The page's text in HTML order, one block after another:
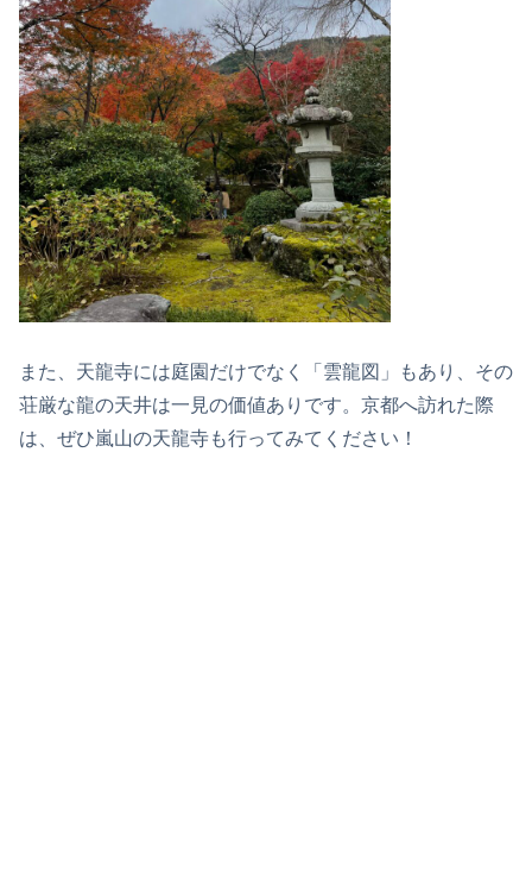
また、天龍寺には庭園だけでなく「雲龍図」もあり、その
荘厳な龍の天井は一見の価値ありです。京都へ訪れた際
は、ぜひ嵐山の天龍寺も行ってみてください！